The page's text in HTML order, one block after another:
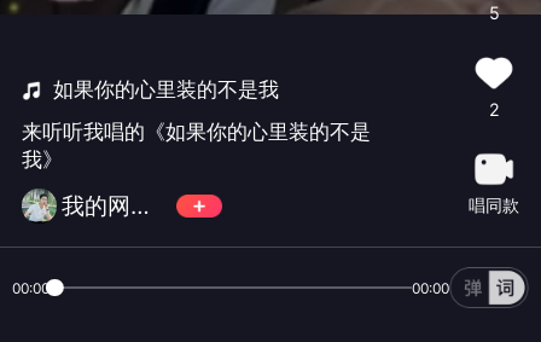
如果你的心里装的不是我
来听听我唱的《如果你的心里装的不是
我》
我的网名叫就手歌胡歌
5
2
唱同款
00:00 00:00